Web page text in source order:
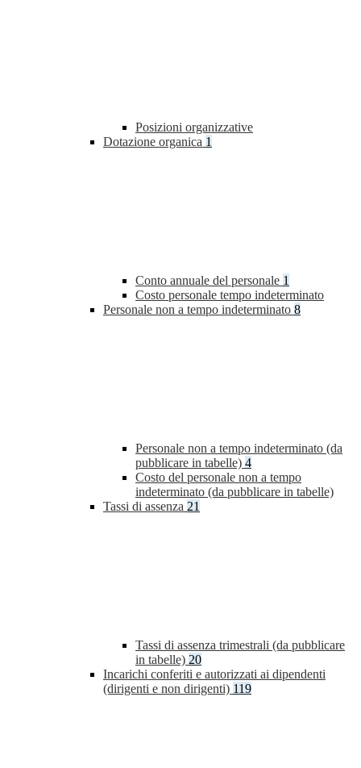
Posizioni organizzative
Dotazione organica 1
Conto annuale del personale 1
Costo personale tempo indeterminato
Personale non a tempo indeterminato 8
Personale non a tempo indeterminato (da
pubblicare in tabelle) 4
Costo del personale non a tempo
indeterminato (da pubblicare in tabelle)
Tassi di assenza 21
Tassi di assenza trimestrali (da pubblicare
in tabelle) 20
Incarichi conferiti e autorizzati ai dipendenti
(dirigenti e non dirigenti) 119